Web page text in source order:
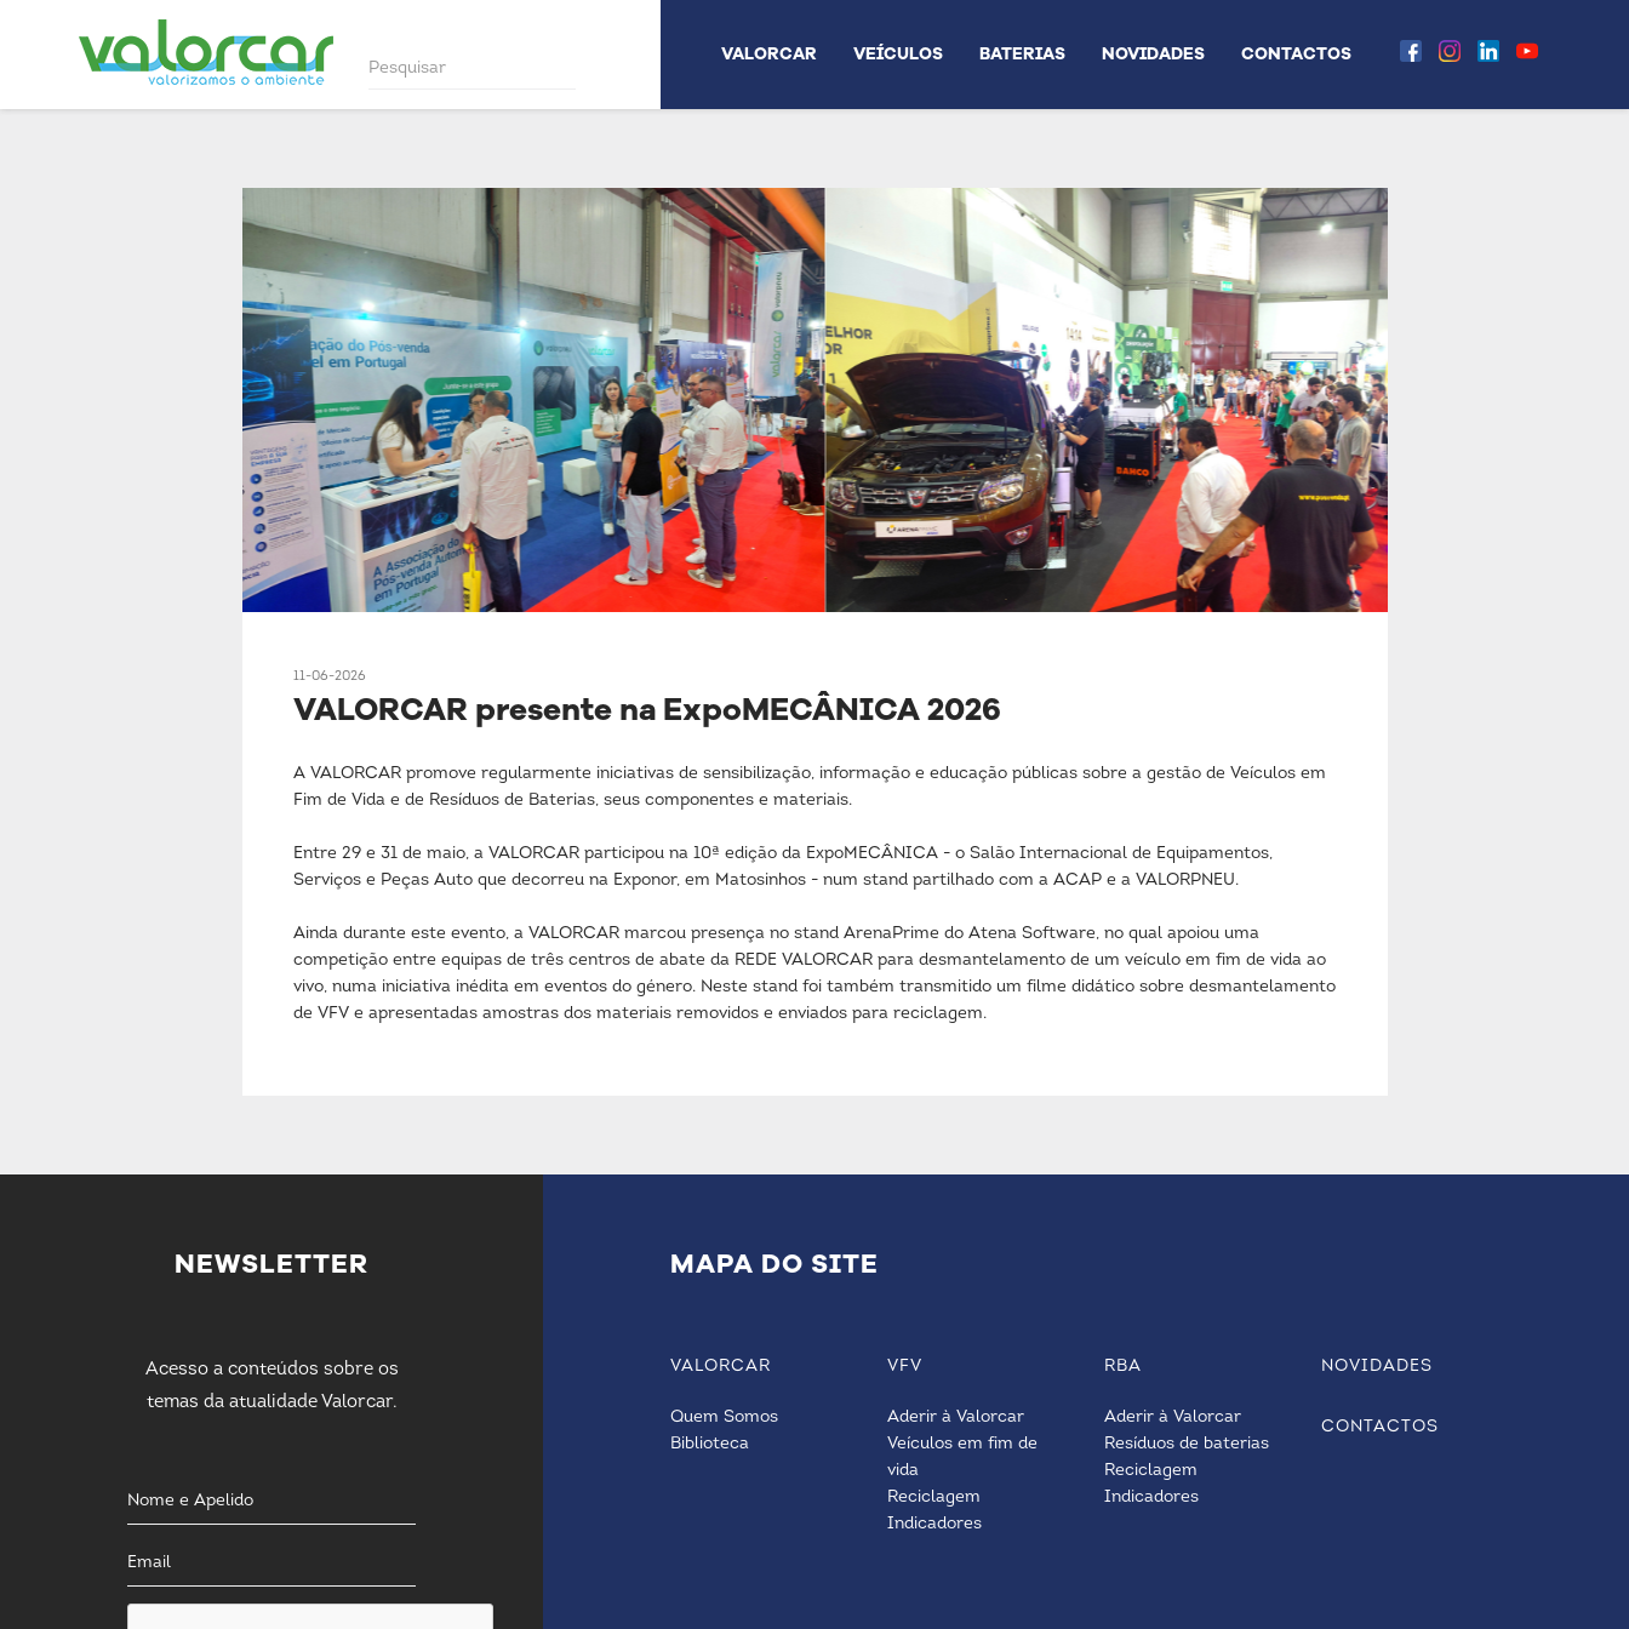
VALORCAR VEÍCULOS BATERIAS NOVIDADES CONTACTOS
11-06-2026
VALORCAR presente na ExpoMECÂNICA 2026
A VALORCAR promove regularmente iniciativas de sensibilização, informação e educação públicas sobre a gestão de Veículos em
Fim de Vida e de Resíduos de Baterias, seus componentes e materiais.
Entre 29 e 31 de maio, a VALORCAR participou na 10ª edição da ExpoMECÂNICA - o Salão Internacional de Equipamentos,
Serviços e Peças Auto que decorreu na Exponor, em Matosinhos - num stand partilhado com a ACAP e a VALORPNEU.
Ainda durante este evento, a VALORCAR marcou presença no stand ArenaPrime do Atena Software, no qual apoiou uma
competição entre equipas de três centros de abate da REDE VALORCAR para desmantelamento de um veículo em fim de vida ao
vivo, numa iniciativa inédita em eventos do género. Neste stand foi também transmitido um filme didático sobre desmantelamento
de VFV e apresentadas amostras dos materiais removidos e enviados para reciclagem.
NEWSLETTER
Acesso a conteúdos sobre os
temas da atualidade Valorcar.
MAPA DO SITE
VALORCAR
Quem Somos
Biblioteca
VFV
Aderir à Valorcar
Veículos em fim de
vida
Reciclagem
Indicadores
RBA
Aderir à Valorcar
Resíduos de baterias
Reciclagem
Indicadores
NOVIDADES
CONTACTOS